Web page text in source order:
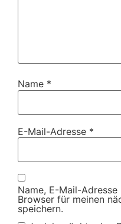
Name *
E-Mail-Adresse *
Name, E-Mail-
Browser für meinen
speichern.